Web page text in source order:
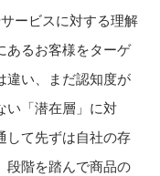
ービスに対する理解
あるお客様をターゲ
違い、まだ認知度が
い「潜在層」に対
して先ずは自社の存
段階を踏んで商品の